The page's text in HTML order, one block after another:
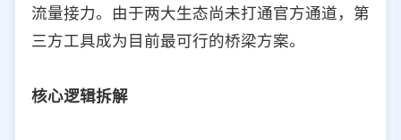
选择允许访问的平台类型
流量接力。由于两大生态尚未打通官方通道，第
三方工具成为目前最可行的桥梁方案。
核心逻辑拆解